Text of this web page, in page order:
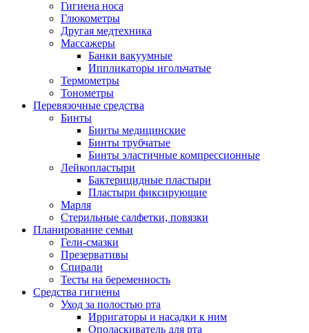
Гигиена носа
Глюкометры
Другая медтехника
Массажеры
Банки вакуумные
Иппликаторы игольчатые
Термометры
Тонометры
Перевязочные средства
Бинты
Бинты медицинские
Бинты трубчатые
Бинты эластичные компрессионные
Лейкопластыри
Бактерицидные пластыри
Пластыри фиксирующие
Марля
Стерильные салфетки, повязки
Планирование семьи
Гели-смазки
Презервативы
Спирали
Тесты на беременность
Средства гигиены
Уход за полостью рта
Ирригаторы и насадки к ним
Ополаскиватель для рта